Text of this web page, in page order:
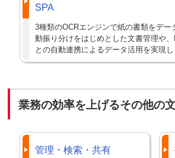
SPA
3種類のOCRエンジンで紙の書類をデー
動振り分けをはじめとした文書管理や
との自動連携によるデータ活用を実現し
業務の効率を上げるその他の
管理・検索・共有